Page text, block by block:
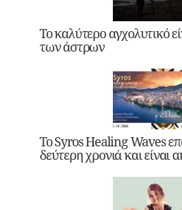
Το καλύτερο αγχολυτικό
των άστρων
Το Syros Healing Waves
δεύτερη χρονιά και είναι